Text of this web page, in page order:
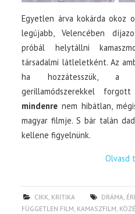
Egyetlen árva kokárda okoz
legújabb, Velencében
próbál helytállni
társadalmi látleletként. Az
ha hozzátesszük, a
gerillamódszerekkel
mindenre nem hibátlan,
magyar filmje. S bár talán
kellene figyelnünk.
Olvasd
CIKK, KRITIKA DRÁMA,
FÜGGETLEN FILM, KAMASZFILM,